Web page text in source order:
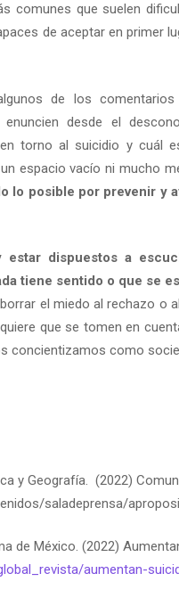
comunes que suelen
de aceptar en primer
de los comentarios
desde el
torno al suicidio y cuál
espacio vacío ni mucho
lo posible por prevenir y
estar dispuestos a
tiene sentido o que se
el miedo al rechazo o
que se tomen en
concientizamos como
y Geografía. (2022)
saladeprensa/
de México. (2022)
aumentan-